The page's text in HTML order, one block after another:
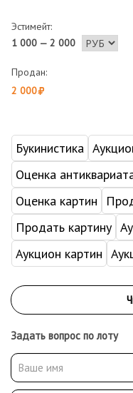
Эстимейт:
1 000 — 2 000
Продан:
2 000
Букинистика
Оценка
Оценка картин
Продать картину
Аукцион картин
Задать вопрос по лоту